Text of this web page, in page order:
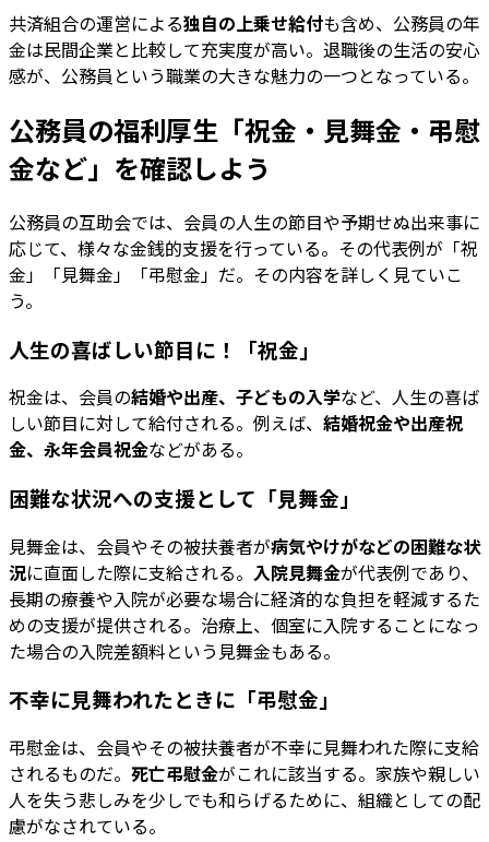
共済組合の運営による独自の上乗せ給付も含め、公務員の年
金は民間企業と比較して充実度が高い。退職後の生活の安心
感が、公務員という職業の大きな魅力の一つとなっている。
公務員の福利厚生「祝金・見舞金・弔慰
金など」を確認しよう
公務員の互助会では、会員の人生の節目や予期せぬ出来事に
応じて、様々な金銭的支援を行っている。その代表例が「祝
金」「見舞金」「弔慰金」だ。その内容を詳しく見ていこ
う。
人生の喜ばしい節目に！「祝金」
祝金は、会員の結婚や出産、子どもの入学など、人生の喜ば
しい節目に対して給付される。例えば、 結婚祝金や出産祝
金、永年会員祝金などがある。
困難な状況への支援として「見舞金」
見舞金は、会員やその被扶養者が病気やけがなどの困難な状
況に直面した際に支給される。 入院見舞金が代表例であり、
長期の療養や入院が必要な場合に経済的な負担を軽減するた
めの支援が提供される。治療上、個室に入院することになっ
た場合の入院差額料という見舞金もある。
不幸に見舞われたときに「弔慰金」
弔慰金は、会員やその被扶養者が不幸に見舞われた際に支給
されるものだ。 死亡弔慰金がこれに該当する。家族や親しい
人を失う悲しみを少しでも和らげるために、組織としての配
慮がなされている。